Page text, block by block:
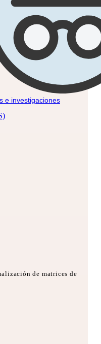
e investigaciones
de matrices de